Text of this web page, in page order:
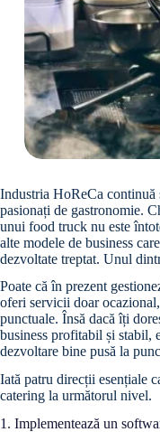
Industria HoReCa
pasionați de gastronomie.
unui food truck nu este
alte modele de business
dezvoltate treptat. Unul
Poate că în prezent
oferi servicii doar
punctuale. Însă dacă îți
business profitabil și stabil,
dezvoltare bine pusă la
Iată patru direcții esențiale
catering la următorul nivel.
1. Implementează un